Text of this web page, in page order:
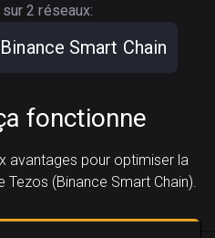
2 réseaux:
Binance Smart Chain
fonctionne
avantages pour optimiser la
(Binance Smart Chain).